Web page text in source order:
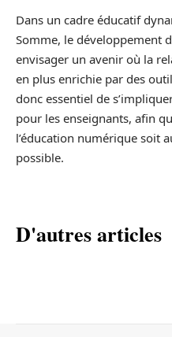
Dans un cadre éducatif
Somme, le développement
envisager un avenir où la
en plus enrichie par des
donc essentiel de
pour les enseignants, afin
l’éducation numérique soit
possible.
D'autres articles